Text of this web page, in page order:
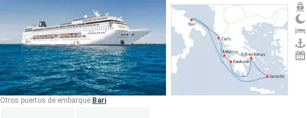
Otros puertos de embarque: Bari